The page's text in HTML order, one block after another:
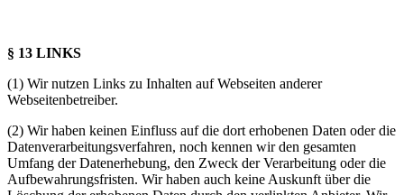
§ 13 LINKS
(1) Wir nutzen Links zu Inhalten auf Webseiten anderer
Webseitenbetreiber.
(2) Wir haben keinen Einfluss auf die dort erhobenen Daten oder die
Datenverarbeitungsverfahren, noch kennen wir den gesamten
Umfang der Datenerhebung, den Zweck der Verarbeitung oder die
Aufbewahrungsfristen. Wir haben auch keine Auskunft über die